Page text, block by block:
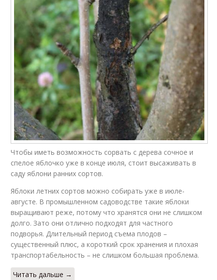
Чтобы иметь возможность сорвать с дерева сочное и
спелое яблочко уже в конце июля, стоит высаживать в
саду яблони ранних сортов.
Яблоки летних сортов можно собирать уже в июле-
августе. В промышленном садоводстве такие яблоки
выращивают реже, потому что хранятся они не слишком
долго. Зато они отлично подходят для частного
подворья. Длительный период съема плодов –
существенный плюс, а короткий срок хранения и плохая
транспортабельность – не слишком большая проблема.
Читать дальше →